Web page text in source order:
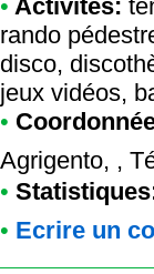
• Activités:
rando
disco,
jeux vidéos,
•
Agrigento, ,
•
• Ecrire un